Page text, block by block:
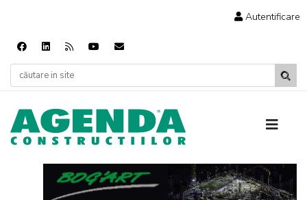
Autentificare